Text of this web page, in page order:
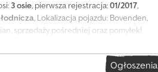
3 osie, pierwsza rejestracja:01/2017,
, Lokalizacja pojazdu: Bovenden,
sprzedaży pośredniej oraz pomyłek!
Ogłoszenia